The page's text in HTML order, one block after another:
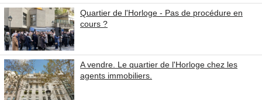
Quartier de l'Horloge - Pas de procédure en
cours ?
A vendre. Le quartier de l'Horloge chez les
agents immobiliers.